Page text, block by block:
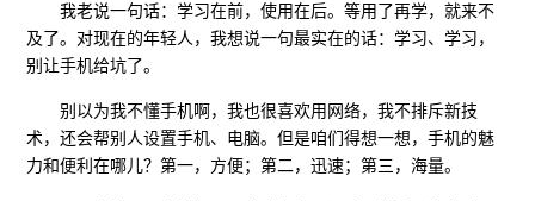
我老说一句话：学习在前，使用在后。等用了再学，就来不
及了。对现在的年轻人，我想说一句最实在的话：学习、学习，
别让手机给坑了。
别以为我不懂手机啊，我也很喜欢用网络，我不排斥新技
术，还会帮别人设置手机、电脑。但是咱们得想一想，手机的魅
力和便利在哪儿？第一，方便；第二，迅速；第三，海量。